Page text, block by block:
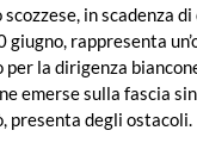
in scadenza
giugno, rappresenta
la dirigenza
emerse sulla fascia
presenta degli ostacoli.